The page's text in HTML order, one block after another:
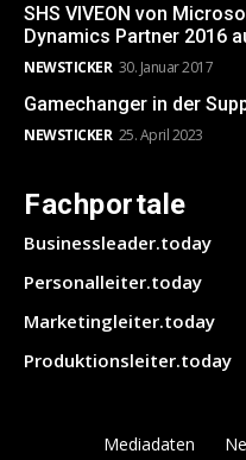
SHS VIVEON von
Dynamics Partner 2016
NEWSTICKER 30. Januar 2017
Gamechanger in der
NEWSTICKER 25. April 2023
Fachportale
Businessleader.today
Personalleiter.today
Marketingleiter.today
Produktionsleiter.today
Mediadaten